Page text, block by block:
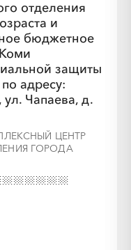
отделения
и
бюджетное
защиты
адресу:
ул. Чапаева, д.
ЦЕНТР
ГОРОДА